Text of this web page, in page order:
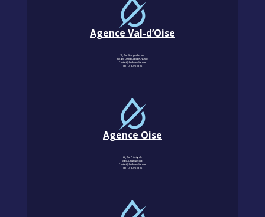
Agence Val-d’Oise
18, Rue Georges Leroux
95240 CORMEILLES-EN-PARISIS
Contact@km-humidite.com
Tel :01 30 76 13 26
Agence Oise
22, Rue Principale
60850 LALANDELLE
Contact@km-humidite.com
Tel :01 30 76 13 26